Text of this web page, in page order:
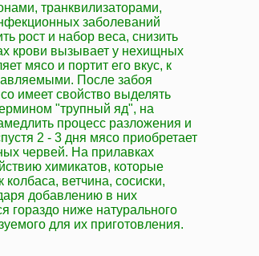
транквилизаторами,
заболеваний
рост и набор веса, снизить
крови вызывает у нехищных
мясо и портит его вкус, к
После забоя
имеет свойство выделять
"трупный яд", на
процесс разложения и
2 - 3 дня мясо приобретает
червей. На прилавках
химикатов, которые
ветчина, сосиски,
добавлению в них
гораздо ниже натурального
для их приготовления.